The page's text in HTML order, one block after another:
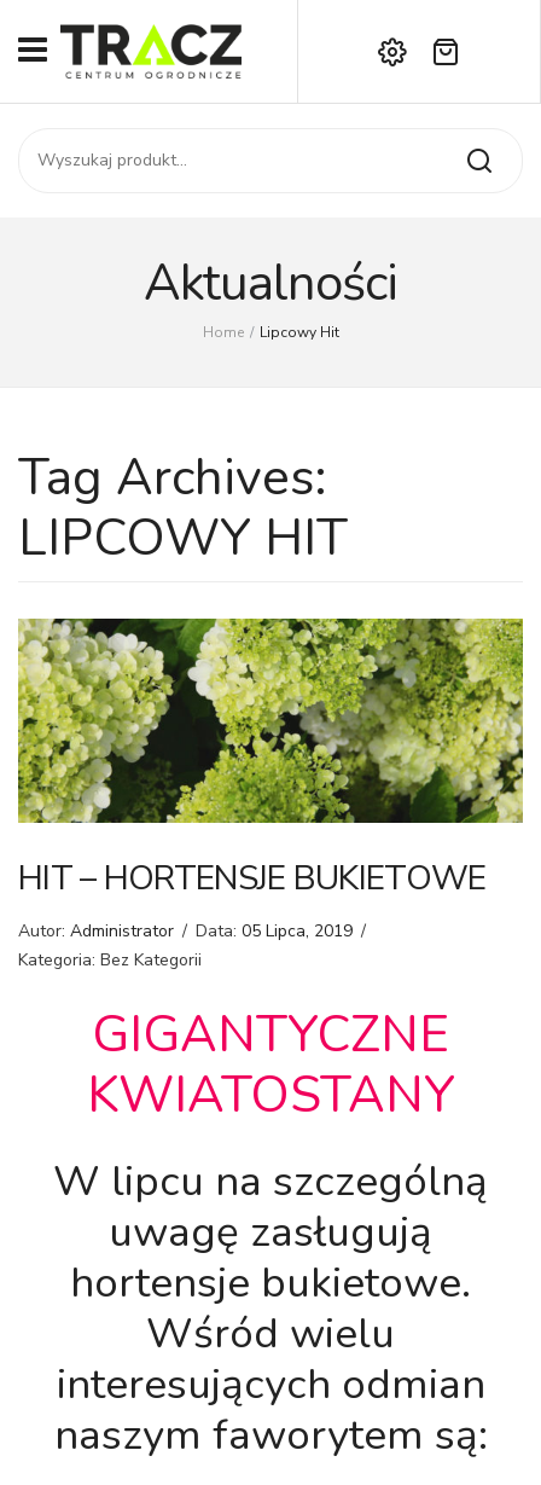
START
SKLEP
Kontakt
Brak produktów w koszyku.
Aktualności
Home / Lipcowy Hit
Tag Archives:
LIPCOWY HIT
HIT – HORTENSJE BUKIETOWE
Autor: Administrator / Data: 05 Lipca, 2019 /
Kategoria: Bez Kategorii
GIGANTYCZNE
KWIATOSTANY
W lipcu na szczególną
uwagę zasługują
hortensje bukietowe.
Wśród wielu
interesujących odmian
naszym faworytem są: